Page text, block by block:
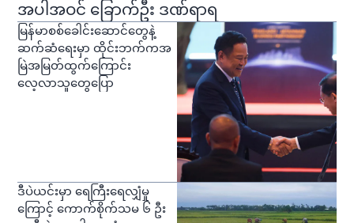
အပါအဝင် ခြောက်ဦး ဒဏ်ရာရ
မြန်မာစစ်ခေါင်းဆောင်တွေနဲ့
ဆက်ဆံရေးမှာ ထိုင်းဘက်ကအ
မြဲအမြတ်ထွက်ကြောင်း
လေ့လာသူတွေပြော
ဒီပဲယင်းမှာ ရေကြီးရေလျှံမှု
ကြောင့် ကောက်စိုက်သမ ၆ ဦး